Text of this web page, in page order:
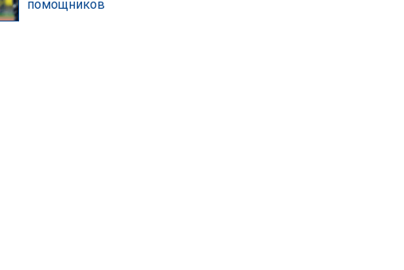
помощников